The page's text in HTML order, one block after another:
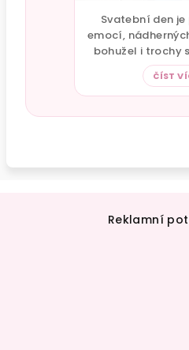
Svatební den
emocí,
bohužel i trochy
ČÍST
Reklamní